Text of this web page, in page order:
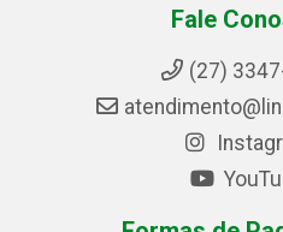
Fale
(27)